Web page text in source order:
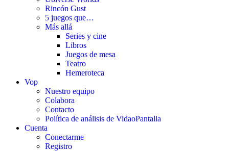
Rincón Gust
5 juegos que…
Más allá
Series y cine
Libros
Juegos de mesa
Teatro
Hemeroteca
Vop
Nuestro equipo
Colabora
Contacto
Política de análisis de VidaoPantalla
Cuenta
Conectarme
Registro